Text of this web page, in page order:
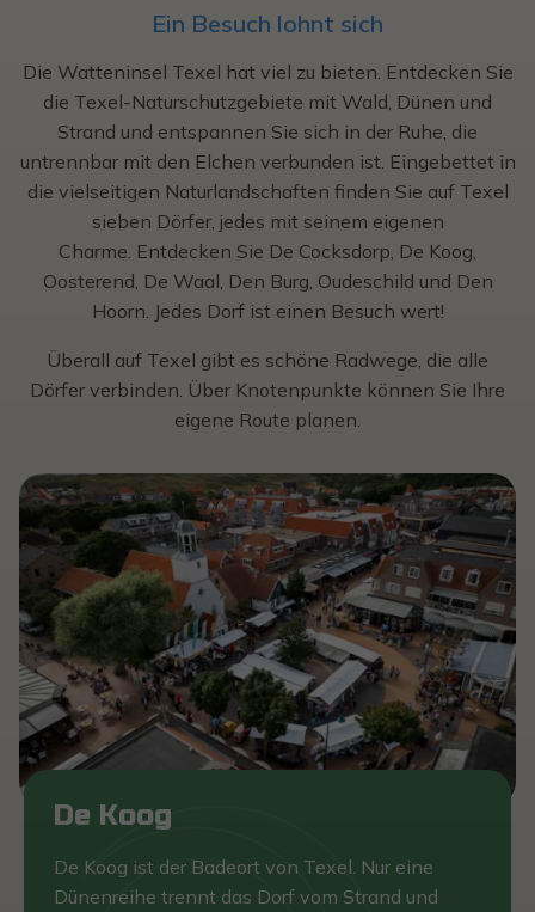
Ein Besuch lohnt sich
Die Watteninsel Texel hat viel zu bieten. Entdecken Sie
die Texel-Naturschutzgebiete mit Wald, Dünen und
Strand und entspannen Sie sich in der Ruhe, die
untrennbar mit den Elchen verbunden ist. Eingebettet in
die vielseitigen Naturlandschaften finden Sie auf Texel
sieben Dörfer, jedes mit seinem eigenen
Charme. Entdecken Sie De Cocksdorp, De Koog,
Oosterend, De Waal, Den Burg, Oudeschild und Den
Hoorn. Jedes Dorf ist einen Besuch wert!
Überall auf Texel gibt es schöne Radwege, die alle
Dörfer verbinden. Über Knotenpunkte können Sie Ihre
eigene Route planen.
De Koog
De Koog ist der Badeort von Texel. Nur eine
Dünenreihe trennt das Dorf vom Strand und